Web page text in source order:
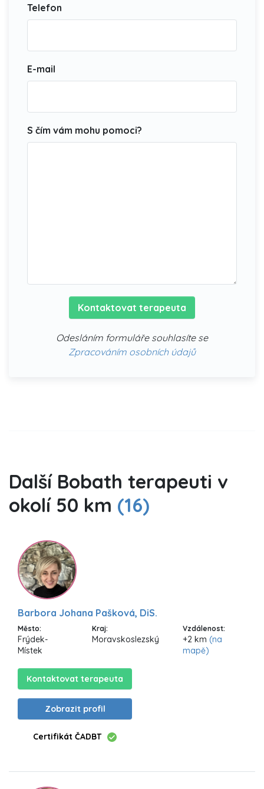
Telefon
E-mail
S čím vám mohu pomoci?
Kontaktovat terapeuta
Odesláním formuláře souhlasíte se
Zpracováním osobních údajů
Další Bobath terapeuti v
okolí 50 km (16)
Barbora Johana Pašková, DiS.
Město:
Frýdek-
Místek
Kraj:
Moravskoslezský
Vzdálenost:
+2 km(na
mapě)
Kontaktovat terapeuta
Zobrazit profil
Certifikát ČADBT